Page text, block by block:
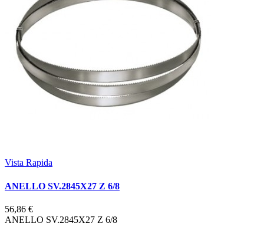
Vista Rapida
ANELLO SV.2845X27 Z 6/8
56,86 €
ANELLO SV.2845X27 Z 6/8